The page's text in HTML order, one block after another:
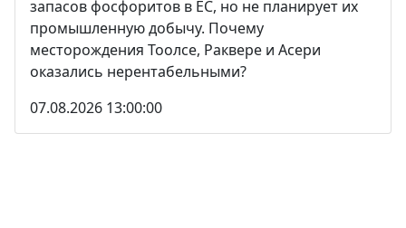
запасов фосфоритов в ЕС, но не планирует их
промышленную добычу. Почему
месторождения Тоолсе, Раквере и Асери
оказались нерентабельными?
07.08.2026 13:00:00